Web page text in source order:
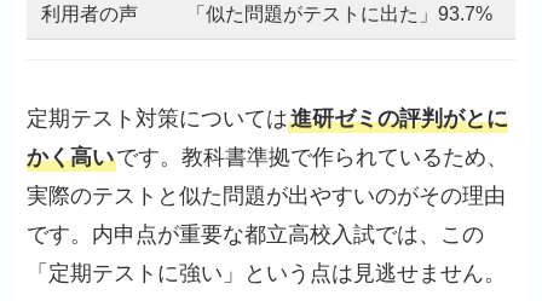
利用者の声 「似た問題がテストに出た」93.7%
定期テスト対策については進研ゼミの評判がとに
かく高いです。教科書準拠で作られているため、
実際のテストと似た問題が出やすいのがその理由
です。内申点が重要な都立高校入試では、この
「定期テストに強い」という点は見逃せません。